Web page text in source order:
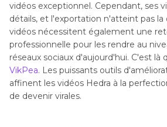
vidéos exceptionnel. Cependant, ses
détails, et l'exportation n'atteint pas la
vidéos nécessitent également une
professionnelle pour les rendre au
réseaux sociaux d'aujourd'hui. C'est là
VikPea. Les puissants outils
affinent les vidéos Hedra à la
de devenir virales.